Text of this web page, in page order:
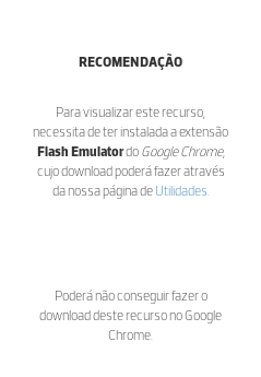
RECOMENDAÇÃO
Para visualizar este recurso,
necessita de ter instalada a extensão
Flash Emulatordo Google Chrome,
cujo download poderá fazer através
da nossa página de Utilidades
Poderá não conseguir fazer o
download deste recurso no Google
Chrome.